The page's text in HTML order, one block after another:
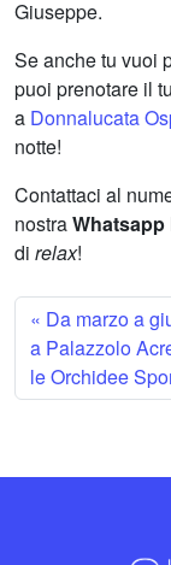
Giuseppe.
Se anche tu vuoi
puoi prenotare il
a Donnalucata
notte!
Contattaci al
nostraWhatsapp
di relax!
Da marzo a
a Palazzolo
le Orchidee